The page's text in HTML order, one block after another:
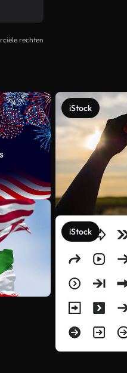
rechten
iStock
iStock